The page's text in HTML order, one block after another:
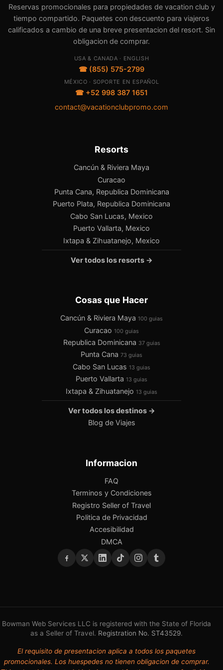
Reservas promocionales para propiedades de vacation club y
tiempo compartido. Paquetes con descuento para viajeros
calificados a cambio de una breve presentacion del resort. Sin
obligacion de comprar.
USA & CANADA · ENGLISH
☎ (855) 575-2799
MÉXICO · SOPORTE EN ESPAÑOL
☎ +52 998 387 1651
contact@vacationclubpromo.com
Resorts
Cancún & Riviera Maya
Curacao
Punta Cana, Republica Dominicana
Puerto Plata, Republica Dominicana
Cabo San Lucas, Mexico
Puerto Vallarta, Mexico
Ixtapa & Zihuatanejo, Mexico
Ver todos los resorts →
Cosas que Hacer
Cancún & Riviera Maya 100 guias
Curacao 100 guias
Republica Dominicana 37 guias
Punta Cana 73 guias
Cabo San Lucas 13 guias
Puerto Vallarta 13 guias
Ixtapa & Zihuatanejo 13 guias
Ver todos los destinos →
Blog de Viajes
Informacion
FAQ
Terminos y Condiciones
Registro Seller of Travel
Politica de Privacidad
Accesibilidad
DMCA
Bowman Web Services LLC is registered with the State of Florida
as a Seller of Travel. Registration No. ST43529.
El requisito de presentacion aplica a todos los paquetes
promocionales. Los huespedes no tienen obligacion de comprar.